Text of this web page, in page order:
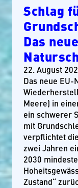
Schlag
Das
22. August
Das neue
Meere) in
ein schwerer
mit
verpflichtet
zwei Jahren
2030
Zustand“